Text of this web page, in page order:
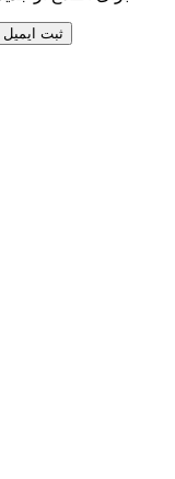
ثبت ایمیل